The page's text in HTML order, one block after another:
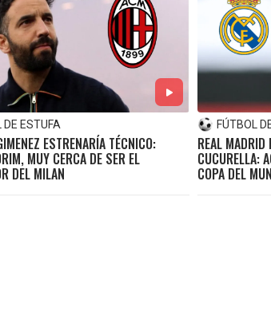
DE ESTUFA
ESTRENARÍA TÉCNICO:
MUY CERCA DE SER EL
DEL MILAN
FÚTBOL
REAL MADRID
CUCURELLA:
COPA DEL